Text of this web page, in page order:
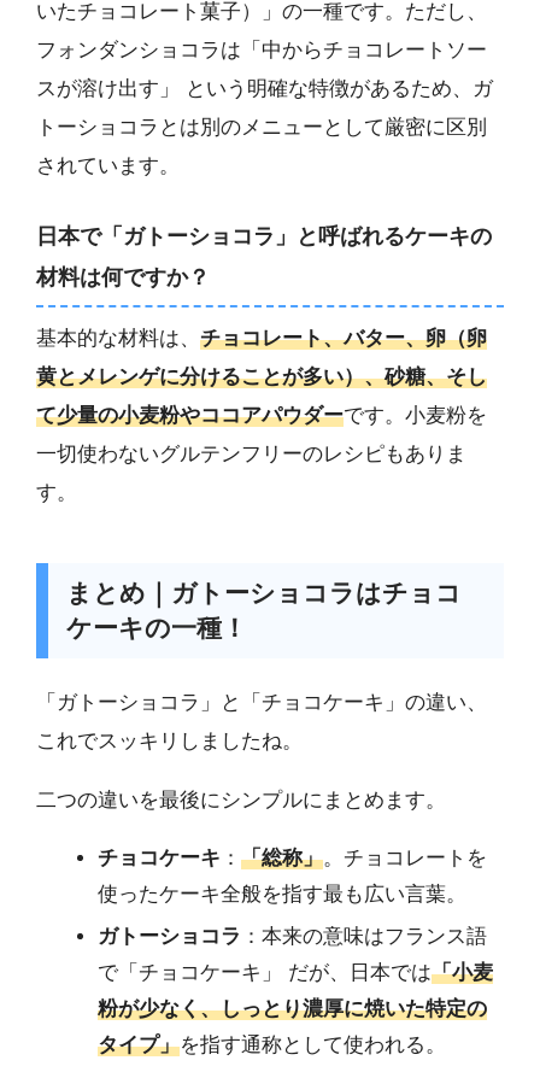
いたチョコレート菓子）」の一種です。ただし、
フォンダンショコラは「中からチョコレートソー
スが溶け出す」 という明確な特徴があるため、ガ
トーショコラとは別のメニューとして厳密に区別
されています。
日本で「ガトーショコラ」と呼ばれるケーキの
材料は何ですか？
基本的な材料は、 チョコレート、バター、卵（卵
黄とメレンゲに分けることが多い）、砂糖、そし
て少量の小麦粉やココアパウダーです。小麦粉を
一切使わないグルテンフリーのレシピもありま
す。
まとめ｜ガトーショコラはチョコ
ケーキの一種！
「ガトーショコラ」と「チョコケーキ」の違い、
これでスッキリしましたね。
二つの違いを最後にシンプルにまとめます。
チョコケーキ ： 「総称」。チョコレートを
使ったケーキ全般を指す最も広い言葉。
ガトーショコラ ：本来の意味はフランス語
で「チョコケーキ」 だが、日本では「小麦
粉が少なく、しっとり濃厚に焼いた特定の
タイプ」を指す通称として使われる。